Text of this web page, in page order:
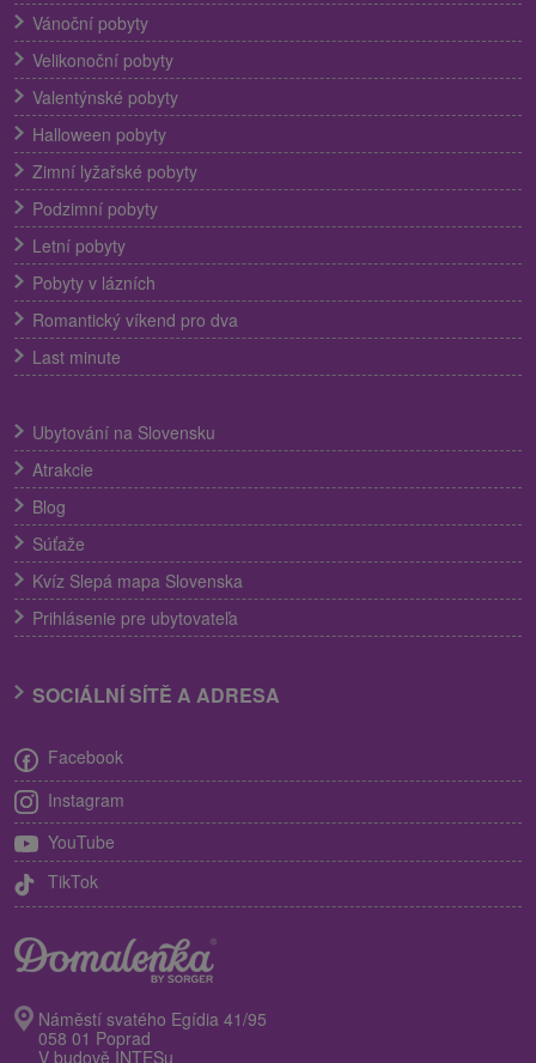
Vánoční pobyty
Velikonoční pobyty
Valentýnské pobyty
Halloween pobyty
Zimní lyžařské pobyty
Podzimní pobyty
Letní pobyty
Pobyty v lázních
Romantický víkend pro dva
Last minute
Ubytování na Slovensku
Atrakcie
Blog
Súťaže
Kvíz Slepá mapa Slovenska
Prihlásenie pre ubytovateľa
SOCIÁLNÍ SÍTĚ A ADRESA
Facebook
Instagram
YouTube
TikTok
Náměstí svatého Egídia 41/95
058 01 Poprad
V budově INTESu